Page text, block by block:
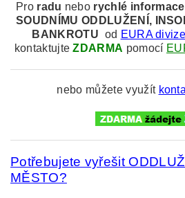
Pro radu nebo rychlé
SOUDNÍMU ODDLUŽENÍ,
BANKROTU od EURA
kontaktujteZDARMA pomocí
nebo můžete využít
Potřebujete vyřešit
MĚSTO?